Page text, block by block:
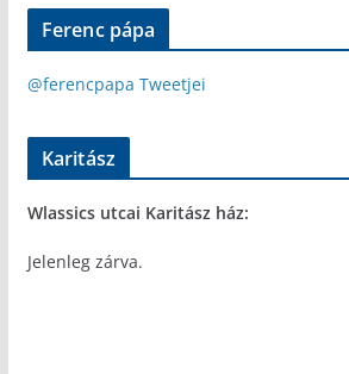
Ferenc pápa
@ferencpapa Tweetjei
Karitász
Wlassics utcai Karitász ház:
Jelenleg zárva.